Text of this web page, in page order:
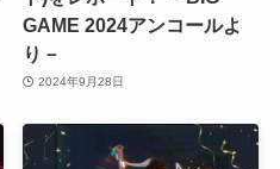
GAME 2024アンコールよ
り－
2024年9月28日